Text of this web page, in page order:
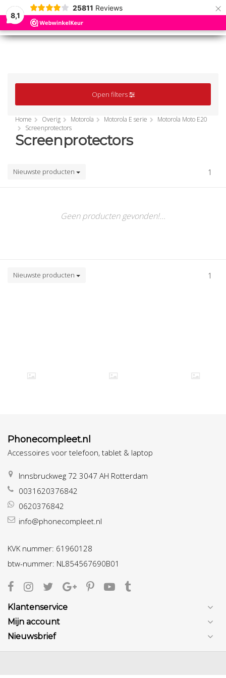
8,1
25811 Reviews ×
MENU
MENU
Open filters
Home Overig Motorola Motorola E serie
Motorola Moto E20
Screenprotectors
Screenprotectors
Nieuwste producten 1
Geen producten gevonden!...
Nieuwste producten 1
Phonecompleet.nl
Accessoires voor telefoon, tablet & laptop
Innsbruckweg 72 3047 AH Rotterdam
0031620376842
0620376842
info@phonecompleet.nl
KVK nummer: 61960128
btw-nummer: NL854567690B01
Klantenservice
Mijn account
Nieuwsbrief